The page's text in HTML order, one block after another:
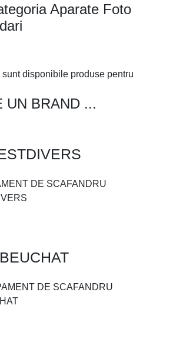
Aparate Foto
disponibile produse pentru
UN BRAND ...
DE SCAFANDRU
BEUCHAT
DE SCAFANDRU